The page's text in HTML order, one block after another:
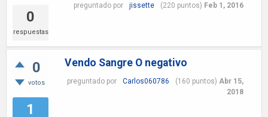
0
respuestas
preguntado por jissette (220 puntos) Feb 1, 2016
0
votos
1
Vendo Sangre O negativo
preguntado por Carlos060786 (160 puntos) Abr 15,
2018